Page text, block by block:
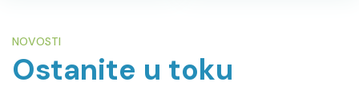
NOVOSTI
Ostanite u toku